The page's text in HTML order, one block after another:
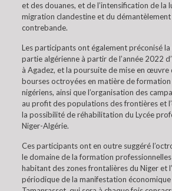
et des douanes, et de l’intensification de la
migration clandestine et du démantèlement
contrebande.
Les participants ont également préconisé
partie algérienne à partir de l’année 2022
à Agadez, et la poursuite de mise en
bourses octroyées en matière de formation
nigériens, ainsi que l’organisation des
au profit des populations des frontières et
la possibilité de réhabilitation du Lycée
Niger-Algérie.
Ces participants ont en outre suggéré
le domaine de la formation
habitant des zones frontalières du Niger et
périodique de la manifestation